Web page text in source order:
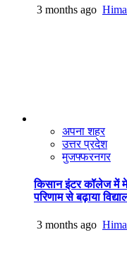
3 months ago
अपना शहर
उत्तर प्रदेश
मुजफ्फरनगर
किसान इंटर कॉलेज में
परिणाम से बढ़ाया
3 months ago